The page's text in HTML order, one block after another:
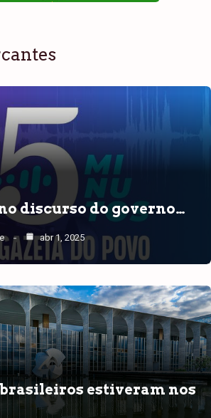
discurso do governo…
abr 1, 2025
estiveram nos